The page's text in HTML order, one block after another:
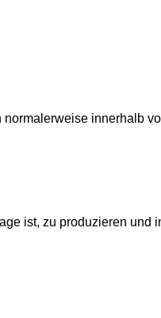
innerhalb
ist, zu produzieren und